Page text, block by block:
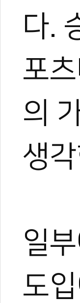
다.
포
의
생
일
도